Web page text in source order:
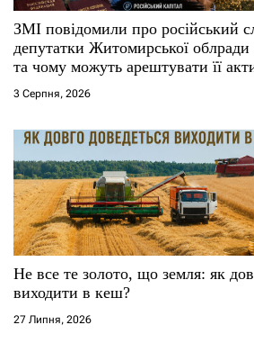
с
і
ЗМІ повідомили про російський
депутатки Житомирської
та чому можуть арештувати її
3 Серпня, 2026
Не все те золото, що земля: як
виходити в кеш?
27 Липня, 2026